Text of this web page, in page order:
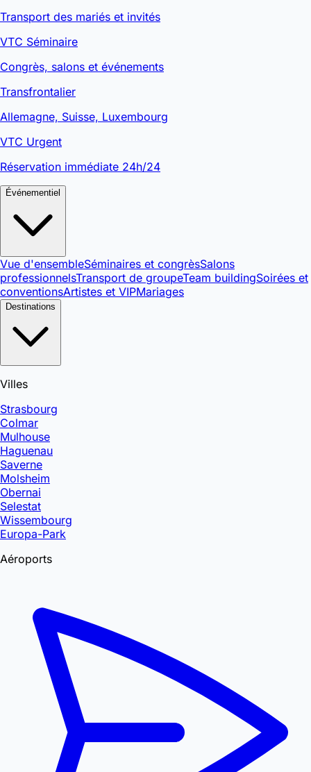
Transport des mariés et invités
VTC Séminaire
Congrès, salons et événements
Transfrontalier
Allemagne, Suisse, Luxembourg
VTC Urgent
Réservation immédiate 24h/24
Événementiel
Vue d'ensembleSéminaires et congrèsSalons
professionnelsTransport de groupeTeam buildingSoirées et
conventionsArtistes et VIPMariages
Destinations
Villes
Strasbourg
Colmar
Mulhouse
Haguenau
Saverne
Molsheim
Obernai
Selestat
Wissembourg
Europa-Park
Aéroports